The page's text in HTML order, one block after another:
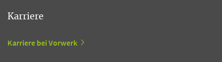
Karriere
Karriere bei Vorwerk